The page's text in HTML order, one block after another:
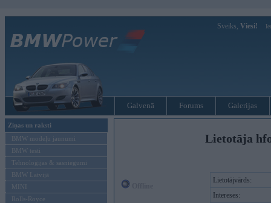
Sveiks, Viesi!
Galvenā Forums Galerijas
Ziņas un raksti
BMW modeļu jaunumi
BMW testi
Tehnoloģijas & sasniegumi
BMW Latvijā
MINI
Rolls-Royce
Lietotāja
Lietotājvārds:
Intereses: